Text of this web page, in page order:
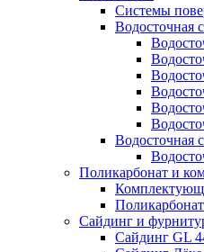
Системы
Водосточная
Водосточная
Поликарбонат и
Поликарбонат
Сайдинг и
Сайдинг GL